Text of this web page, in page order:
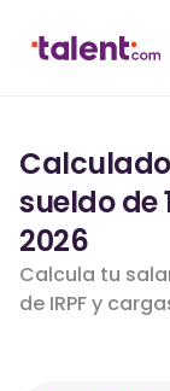
sueldo de
2026
Calcula tu
de IRPF y